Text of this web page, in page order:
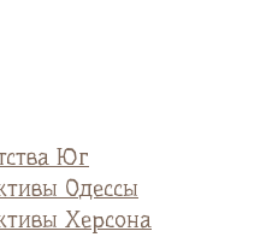
Юг
Одессы
Херсона